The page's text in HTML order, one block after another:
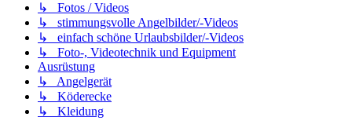
↳ Fotos / Videos
↳ stimmungsvolle Angelbilder/-Videos
↳ einfach schöne Urlaubsbilder/-Videos
↳ Foto-, Videotechnik und Equipment
Ausrüstung
↳ Angelgerät
↳ Köderecke
↳ Kleidung